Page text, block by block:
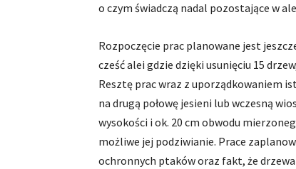
o czym świadczą nadal pozostające w
Rozpoczęcie prac planowane jest
cześć alei gdzie dzięki usunięciu 15
Resztę prac wraz z uporządkowaniem
na drugą połowę jesieni lub wczesną
wysokości i ok. 20 cm obwodu
możliwe jej podziwianie. Prace
ochronnych ptaków oraz fakt, że